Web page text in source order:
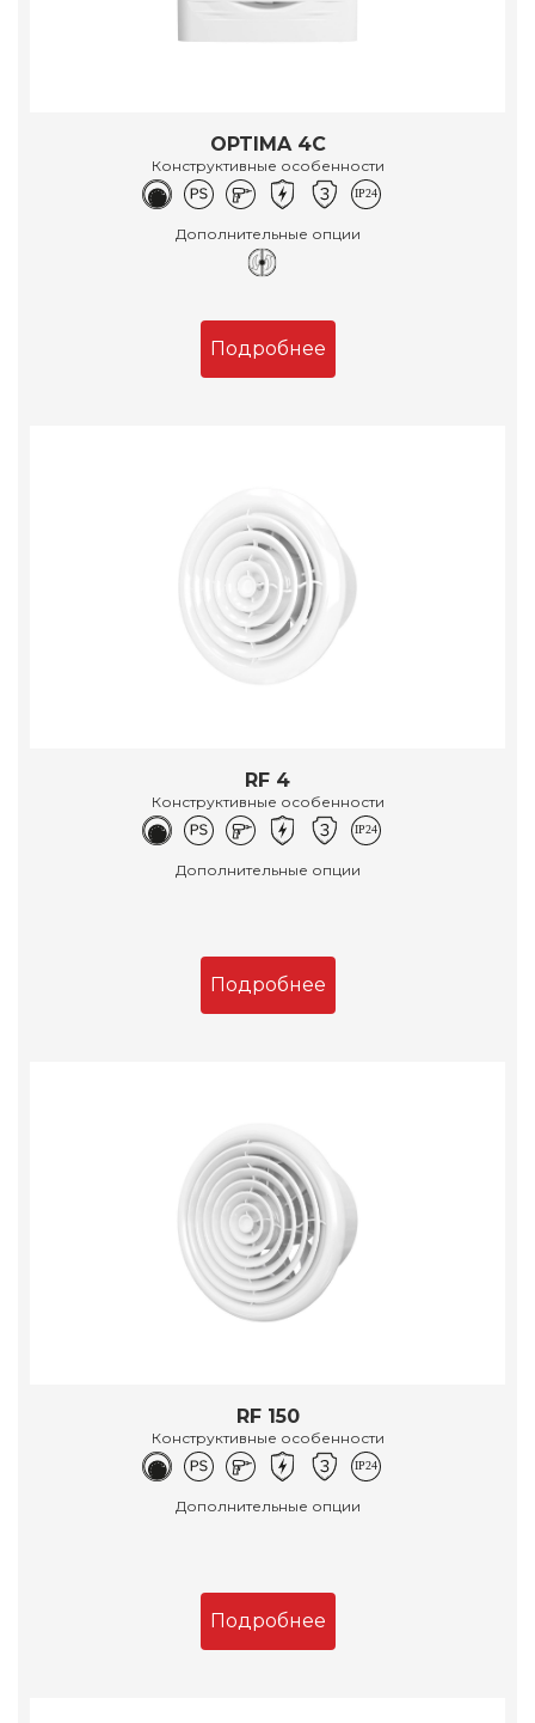
OPTIMA 4C
Конструктивные особенности
Дополнительные опции
Подробнее
RF 4
Конструктивные особенности
Дополнительные опции
Подробнее
RF 150
Конструктивные особенности
Дополнительные опции
Подробнее